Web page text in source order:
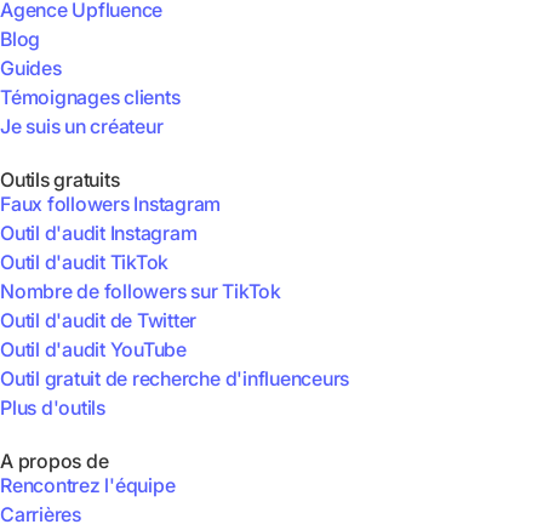
Agence Upfluence
Blog
Guides
Témoignages clients
Je suis un créateur
Outils gratuits
Faux followers Instagram
Outil d'audit Instagram
Outil d'audit TikTok
Nombre de followers sur TikTok
Outil d'audit de Twitter
Outil d'audit YouTube
Outil gratuit de recherche d'influenceurs
Plus d'outils
A propos de
Rencontrez l'équipe
Carrières